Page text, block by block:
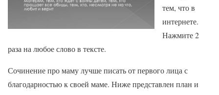
тем, что в
интернете.
Нажмите 2
раза на любое слово в тексте.
Сочинение про маму лучше писать от первого лица с
благодарностью к своей маме. Ниже представлен план и